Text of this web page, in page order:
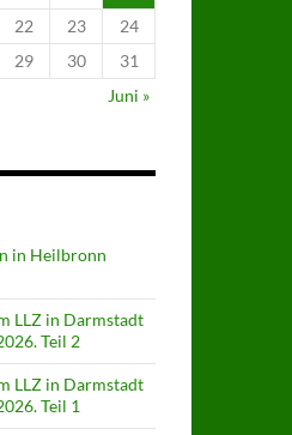
22 23
24
29 30
31
Juni »
in Heilbronn
LLZ in Darmstadt
Teil 2
LLZ in Darmstadt
Teil 1